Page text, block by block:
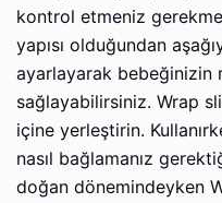
kontrol etmeniz
yapısı olduğundan
ayarlayarak bebeğinizin
sağlayabilirsiniz. Wrap
içine yerleştirin.
nasıl bağlamanız
doğan dönemindeyken